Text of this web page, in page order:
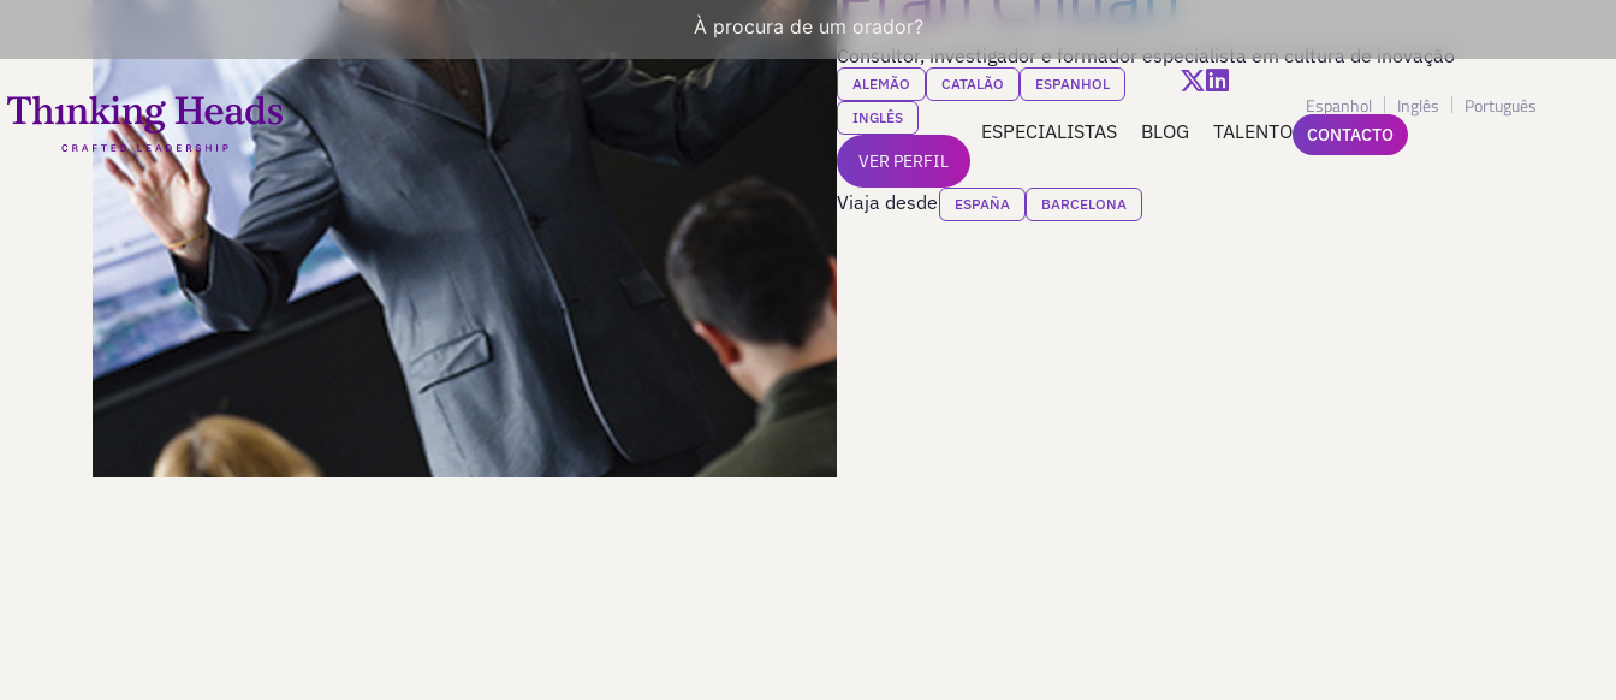
À procura de um orador?
ESPECIALISTAS BLOG TALENTO
Espanhol Inglês Português
CONTACTO
Consultor, investigador e formador especialista em cultura de inovação
ALEMÃO CATALÃO
ESPANHOL
INGLÊS
VER PERFIL
Viaja desde ESPAÑA BARCELONA